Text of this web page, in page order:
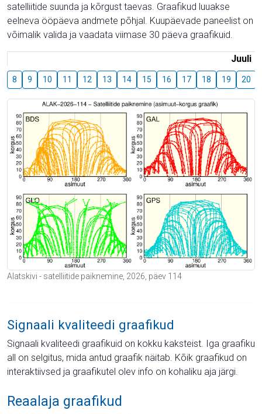
satelliitide suunda ja kõrgust taevas. Graafikud luuakse
eelneva ööpäeva andmete põhjal. Kuupäevade paneelist on
võimalik valida ja vaadata viimase 30 päeva graafikuid.
Juuli
8 9 10 11 12 13 14 15 16 17 18 19 20
Alatskivi - satelliitide paiknemine, 2026, päev 114
Signaali kvaliteedi graafikud
Signaali kvaliteedi graafikuid on kokku kaksteist. Iga graafiku
all on selgitus, mida antud graafik näitab. Kõik graafikud on
interaktiivsed ja graafikutel olev info on kohaliku aja järgi.
Reaalaja graafikud